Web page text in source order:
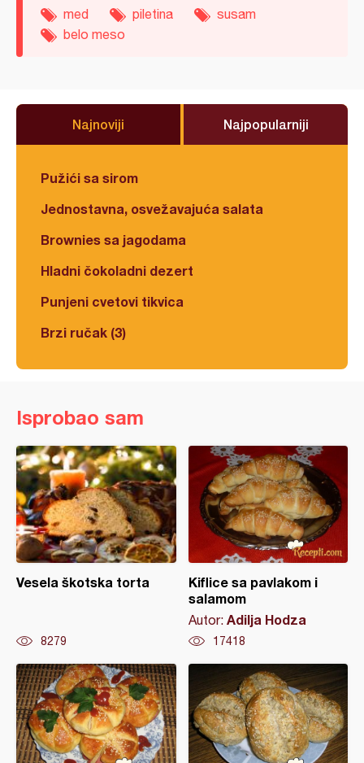
med piletina
susam
belo meso
Najnoviji Najpopularniji
Pužići sa sirom
Jednostavna, osvežavajuća salata
Brownies sa jagodama
Hladni čokoladni dezert
Punjeni cvetovi tikvica
Brzi ručak (3)
Isprobao sam
Vesela škotska torta
8279
Kiflice sa pavlakom i
salamom
Autor: Adilja Hodza
17418